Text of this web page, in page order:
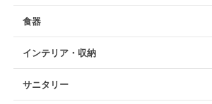
食器
インテリア・収納
サニタリー